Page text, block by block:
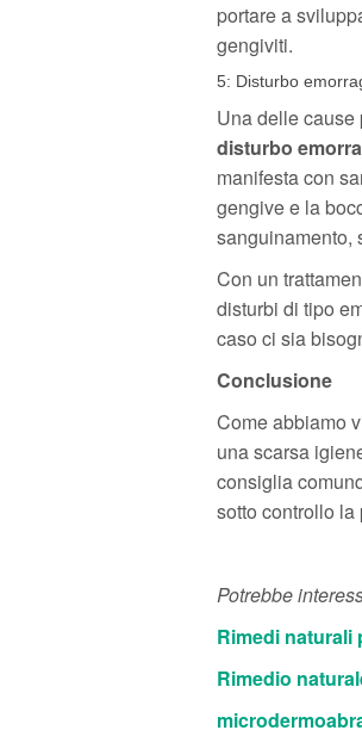
portare a
gengiviti.
5: Disturbo
Una delle
disturbo
manifesta con
gengive e la
sanguinamento,
Con un
disturbi di tipo
caso ci sia
Conclusione
Come abbiamo
una scarsa
consiglia
sotto controllo
Potrebbe
Rimedi naturali
Rimedio